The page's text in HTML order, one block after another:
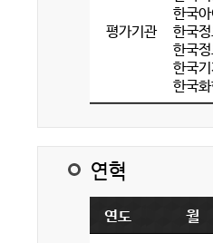
평가기관
한국
한국
한국
한국
한국
연혁
연도 월